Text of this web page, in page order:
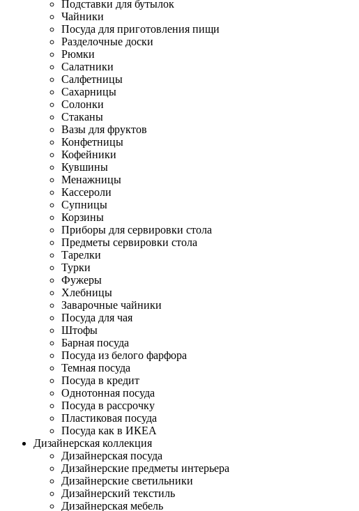
Подставки для бутылок
Чайники
Посуда для приготовления пищи
Разделочные доски
Рюмки
Салатники
Салфетницы
Сахарницы
Солонки
Стаканы
Вазы для фруктов
Конфетницы
Кофейники
Кувшины
Менажницы
Кассероли
Супницы
Корзины
Приборы для сервировки стола
Предметы сервировки стола
Тарелки
Турки
Фужеры
Хлебницы
Заварочные чайники
Посуда для чая
Штофы
Барная посуда
Посуда из белого фарфора
Темная посуда
Посуда в кредит
Однотонная посуда
Посуда в рассрочку
Пластиковая посуда
Посуда как в ИКЕА
Дизайнерская коллекция
Дизайнерская посуда
Дизайнерские предметы интерьера
Дизайнерские светильники
Дизайнерский текстиль
Дизайнерская мебель